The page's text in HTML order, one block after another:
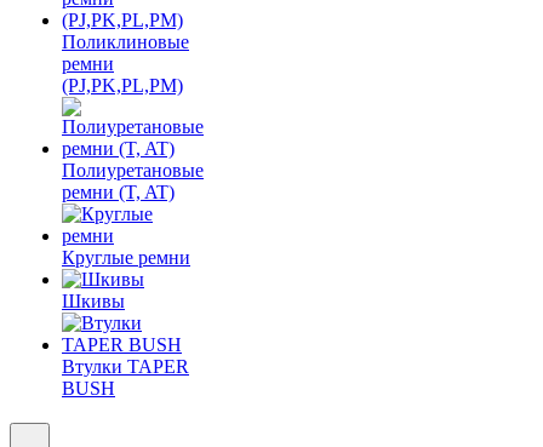
Поликлиновые
ремни
(PJ,PK,PL,PM)
Полиуретановые
ремни (T, AT)
Круглые ремни
Шкивы
Втулки TAPER
BUSH